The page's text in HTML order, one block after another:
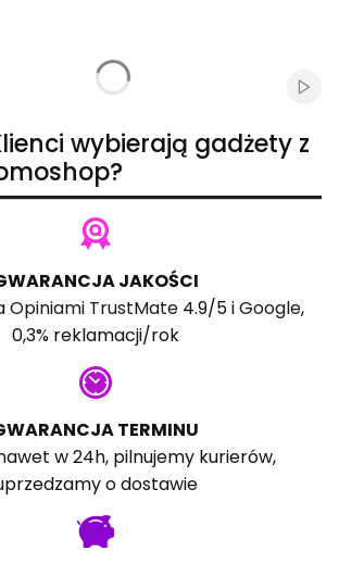
wybierają gadżety z
JAKOŚCI
Opiniami TrustMate4.9/5 iGoogle,
0,3% reklamacji/rok
TERMINU
w 24h, pilnujemy kurierów,
o dostawie